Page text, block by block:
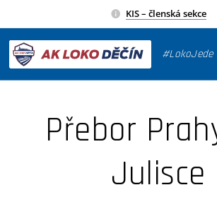
KIS – členská sekce
#LokoJede
Přebor
Julisce